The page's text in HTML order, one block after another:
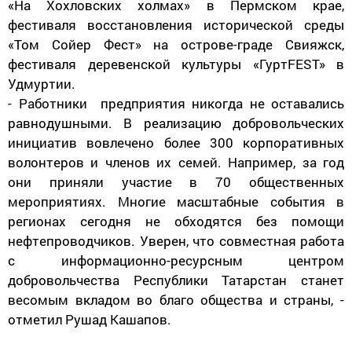
«На Хохловских холмах» в Пермском крае,
фестиваля восстановления исторической среды
«Том Сойер Фест» на острове-граде Свияжск,
фестиваля деревенской культуры «ГуртFEST» в
Удмуртии.
- Работники предприятия никогда не оставались
равнодушными. В реализацию добровольческих
инициатив вовлечено более 300 корпоративных
волонтеров и членов их семей. Например, за год
они приняли участие в 70 общественных
мероприятиях. Многие масштабные события в
регионах сегодня не обходятся без помощи
нефтепроводчиков. Уверен, что совместная работа
с информационно-ресурсным центром
добровольчества Республики Татарстан станет
весомым вкладом во благо общества и страны, -
отметил Рушад Кашапов.